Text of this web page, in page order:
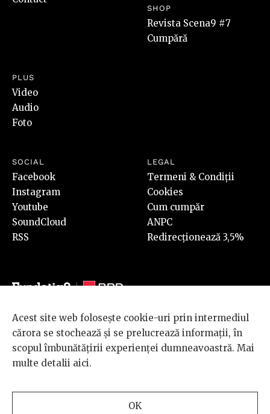
SHOP
Revista Scena9 #7
Cumpără
PLUS
Video
Audio
Foto
SOCIAL
Facebook
Instagram
Youtube
SoundCloud
RSS
LEGAL
Termeni & Condiții
Cookies
Cum cumpăr
ANPC
Redirecționează 3,5%
© 2026 BRD Groupe Société Générale, toate drepturile rezervate.
Scena 9 este un proiect sustinut de
BRD GROUPE SOCIÉTÉ
GÉNÉRALE
Acest site web folosește cookie-uri prin intermediul
cărora se stochează și se prelucrează informații, în
scopul îmbunătățirii experienței dumneavoastră. Mai
multe detalii aici.
OK